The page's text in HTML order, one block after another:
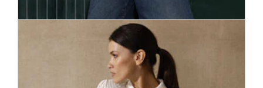
Специально подобранное предложение для покупателей,
разбирающихся в новейших модных тенденциях. Здесь
Вы найдете ярчайшие и самые желанные вещи этого